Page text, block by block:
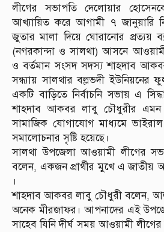
লীগের সভাপতি দেলোয়ার
আখ্যায়িত করে আগামী ৭ জানুয়ারি
জুতার মালা দিয়ে ঘোরানোর প্রত্যয়
(নগরকান্দা ও সালথা) আসনে আওয়ামী
ও বর্তমান সংসদ সদস্য শাহদাব
সন্ধ্যায় সালথার বল্লভদী ইউনিয়নের
একটি বাড়িতে নির্বাচনি সভায় এ
শাহদাব আকবর লাবু চৌধুরীর এমন
সামাজিক যোগাযোগ মাধ্যমে
সমালোচনার সৃষ্টি হয়েছে।
সালথা উপজেলা আওয়ামী লীগের
বলেন, একজন প্রার্থীর মুখে এ জাতীয়
।
শাহদাব আকবর লাবু চৌধুরী বলেন,
অনেক মীরজাফর। আপনাদের এই
সাহেব যিনি দীর্ঘ সময় আওয়ামী